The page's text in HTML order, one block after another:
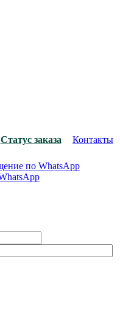
Статус заказа
Контакты